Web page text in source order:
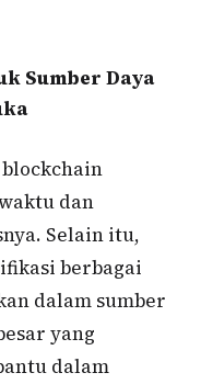
Sumber Daya
dan
Selain itu,
berbagai
dalam sumber
yang
dalam